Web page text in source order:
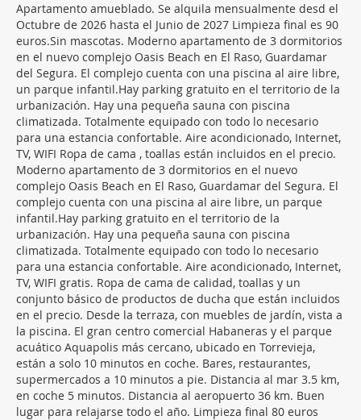
Apartamento amueblado. Se alquila mensualmente desd el
Octubre de 2026 hasta el Junio de 2027 Limpieza final es 90
euros.Sin mascotas. Moderno apartamento de 3 dormitorios
en el nuevo complejo Oasis Beach en El Raso, Guardamar
del Segura. El complejo cuenta con una piscina al aire libre,
un parque infantil.Hay parking gratuito en el territorio de la
urbanización. Hay una pequeña sauna con piscina
climatizada. Totalmente equipado con todo lo necesario
para una estancia confortable. Aire acondicionado, Internet,
TV, WIFI Ropa de cama , toallas están incluidos en el precio.
Moderno apartamento de 3 dormitorios en el nuevo
complejo Oasis Beach en El Raso, Guardamar del Segura. El
complejo cuenta con una piscina al aire libre, un parque
infantil.Hay parking gratuito en el territorio de la
urbanización. Hay una pequeña sauna con piscina
climatizada. Totalmente equipado con todo lo necesario
para una estancia confortable. Aire acondicionado, Internet,
TV, WIFI gratis. Ropa de cama de calidad, toallas y un
conjunto básico de productos de ducha que están incluidos
en el precio. Desde la terraza, con muebles de jardín, vista a
la piscina. El gran centro comercial Habaneras y el parque
acuático Aquapolis más cercano, ubicado en Torrevieja,
están a solo 10 minutos en coche. Bares, restaurantes,
supermercados a 10 minutos a pie. Distancia al mar 3.5 km,
en coche 5 minutos. Distancia al aeropuerto 36 km. Buen
lugar para relajarse todo el año. Limpieza final 80 euros